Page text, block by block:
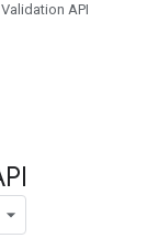
API